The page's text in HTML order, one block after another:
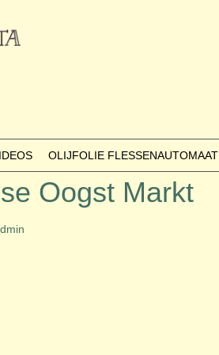
OLIJFOLIE FLESSENAUTOMAAT
Oogst Markt